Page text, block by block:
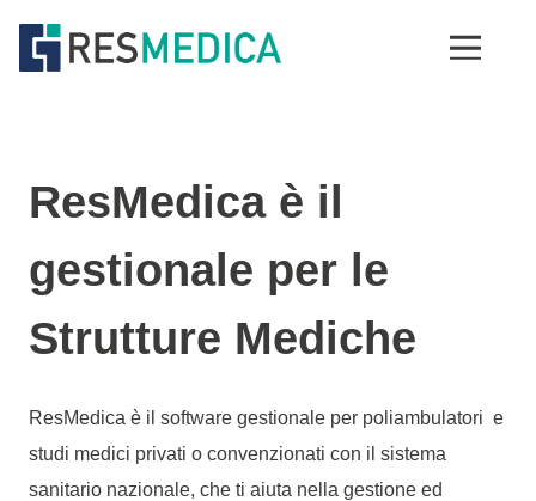
ResMedica è il
gestionale per le
Strutture Mediche
ResMedica è il software gestionale per poliambulatori e
studi medici privati o convenzionati con il sistema
sanitario nazionale, che ti aiuta nella gestione ed